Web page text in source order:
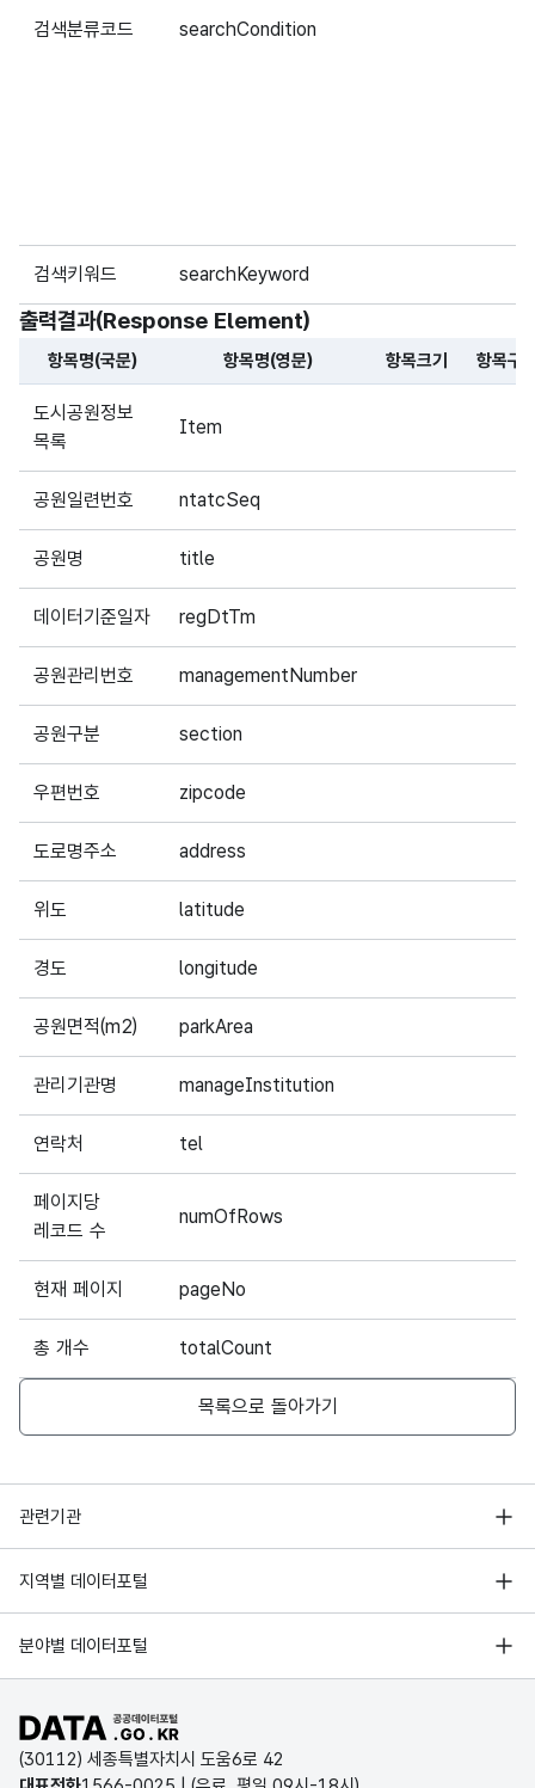
검색분류코드 searchCondition
검색키워드 searchKeyword
출력결과(Response Element)
해당 오픈API의 출력결과(Response Element) 항목에 대한
항목명(국문) 항목명(영문) 항목크기 항목구
도시공원정보
목록
Item
공원일련번호 ntatcSeq
공원명 title
데이터기준일자 regDtTm
공원관리번호 managementNumber
공원구분 section
우편번호 zipcode
도로명주소 address
위도 latitude
경도 longitude
공원면적(m2) parkArea
관리기관명 manageInstitution
연락처 tel
페이지당
레코드 수
numOfRows
현재 페이지 pageNo
총 개수 totalCount
목록으로 돌아가기
관련기관
행정안전부
한국지능정보사회진흥원
국가정보자원관리원
지역별 데이터포털
서울 열린데이터광장
경기데이터드림
D-데이터허브
인천데이터포털
분야별 데이터포털
기상자료개방포털
국토교통부 공간정보오픈플랫폼
환경부 환경데이터포털
문화데이터광장
공공데이터포털 바로가기
(30112) 세종특별자치시 도움6로 42